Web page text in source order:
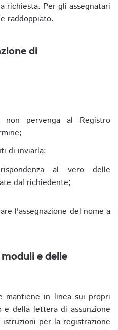
richiesta. Per gli assegnatari
raddoppiato.
di
non pervenga al Registro
di inviarla;
al vero delle
dal richiedente;
l'assegnazione del nome a
e delle
mantiene in linea sui propri
della lettera di assunzione
per la registrazione